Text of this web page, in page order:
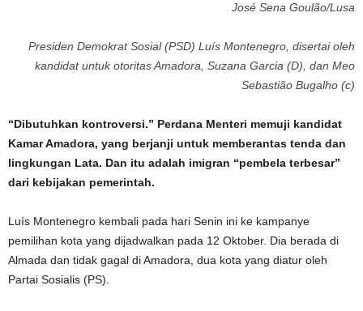
José Sena Goulão/Lusa
Presiden Demokrat Sosial (PSD) Luís Montenegro, disertai oleh
kandidat untuk otoritas Amadora, Suzana Garcia (D), dan Meo
Sebastião Bugalho (c)
“Dibutuhkan kontroversi.” Perdana Menteri memuji kandidat
Kamar Amadora, yang berjanji untuk memberantas tenda dan
lingkungan Lata. Dan itu adalah imigran “pembela terbesar”
dari kebijakan pemerintah.
Luís Montenegro kembali pada hari Senin ini ke kampanye
pemilihan kota yang dijadwalkan pada 12 Oktober. Dia berada di
Almada dan tidak gagal di Amadora, dua kota yang diatur oleh
Partai Sosialis (PS).